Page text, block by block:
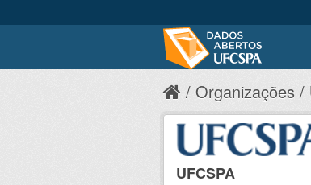
Organizações
UFCSPA